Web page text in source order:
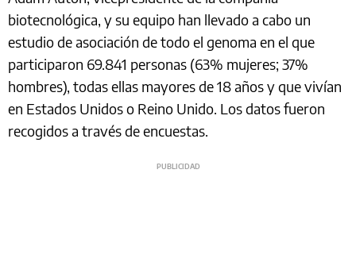
biotecnológica, y su equipo han llevado a cabo un
estudio de asociación de todo el genoma en el que
participaron 69.841 personas (63% mujeres; 37%
hombres), todas ellas mayores de 18 años y que vivían
en Estados Unidos o Reino Unido. Los datos fueron
recogidos a través de encuestas.